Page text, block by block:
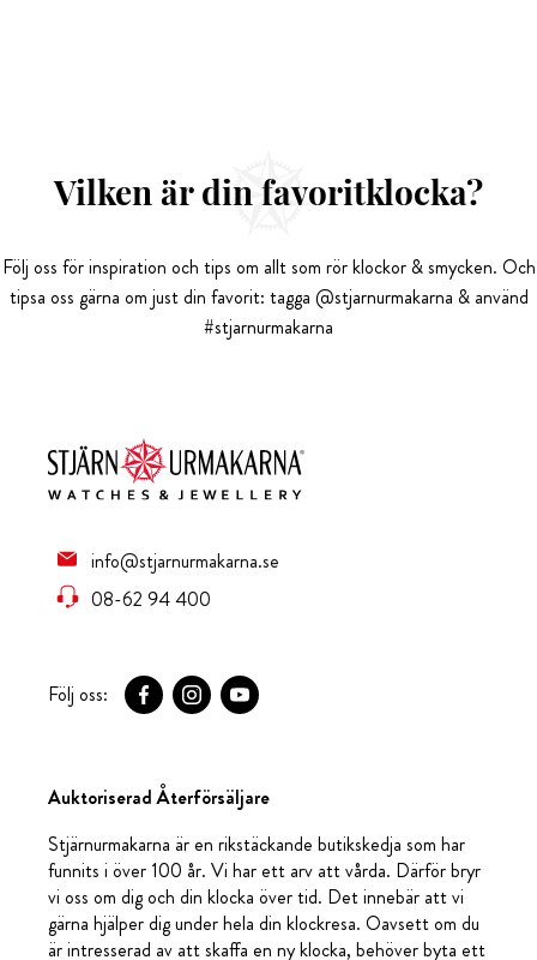
Vilken är din favoritklocka?
Följ oss för inspiration och tips om allt som rör klockor & smycken. Och
tipsa oss gärna om just din favorit: tagga @stjarnurmakarna & använd
#stjarnurmakarna
info@stjarnurmakarna.se
08-62 94 400
Följ oss:
Auktoriserad Återförsäljare
Stjärnurmakarna är en rikstäckande butikskedja som har
funnits i över 100 år. Vi har ett arv att vårda. Därför bryr
vi oss om dig och din klocka över tid. Det innebär att vi
gärna hjälper dig under hela din klockresa. Oavsett om du
är intresserad av att skaffa en ny klocka, behöver byta ett